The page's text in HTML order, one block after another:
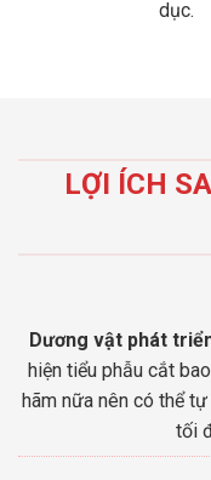
dục.
LỢI ÍCH
Dương vật phát
hiện tiểu phẫu cắt
hãm nữa nên có thể
tối